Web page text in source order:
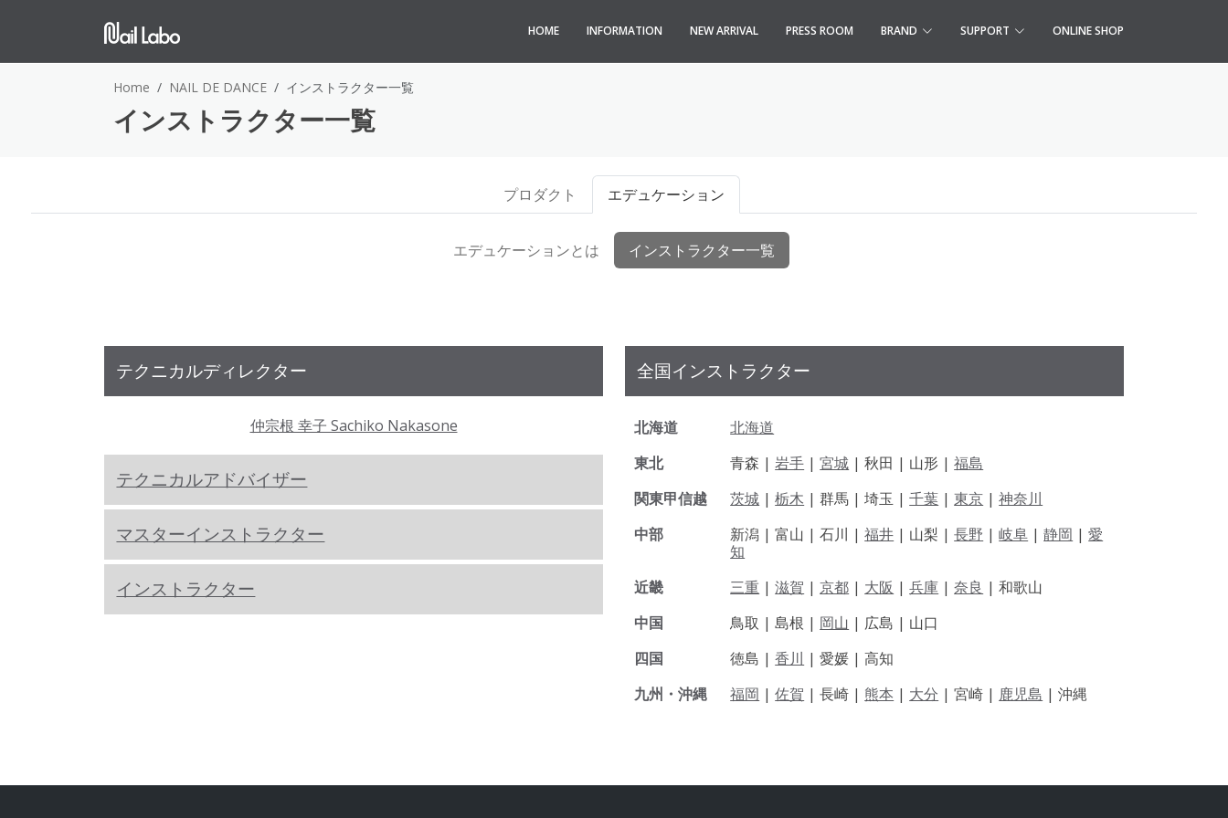
HOME INFORMATION NEW ARRIVAL PRESS ROOM BRAND SUPPORT ONLINE SHOP
Home NAIL DE DANCE インストラクター一覧
インストラクター一覧
プロダクト エデュケーション
エデュケーションとは インストラクター一覧
テクニカルディレクター
仲宗根 幸子 Sachiko Nakasone
テクニカルアドバイザー
マスターインストラクター
インストラクター
全国インストラクター
北海道
北海道
東北
青森 |岩手 |宮城 | 秋田 | 山形 |福島
関東甲信越
茨城 |栃木 | 群馬 | 埼玉 |千葉 |東京 |神奈川
中部
新潟 |富山 |石川 |福井 | 山梨 |長野 |岐阜 |静岡 |愛
知
近畿
三重 |滋賀 |京都 | 大阪 |兵庫 |奈良 |和歌山
中国
鳥取 |島根 | 岡山 | 広島 | 山口
四国
徳島 |香川 |愛媛 |高知
九州・沖縄
福岡 |佐賀 |長崎 | 熊本 | 大分 |宮崎 | 鹿児島 |沖縄